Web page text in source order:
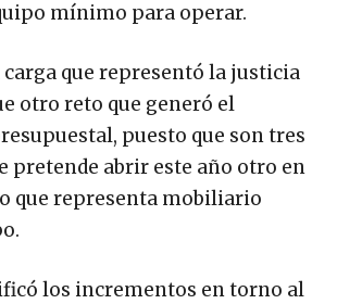
mínimo para operar.
carga que representó la justicia
otro reto que generó el
puesto que son tres
pretende abrir este año otro en
que representa mobiliario
los incrementos en torno al